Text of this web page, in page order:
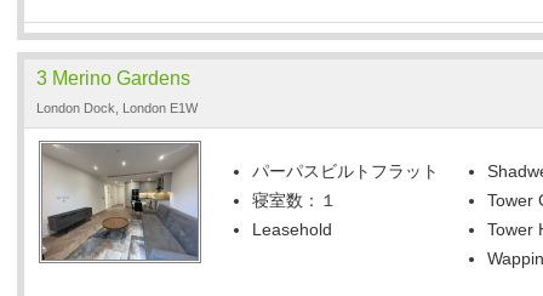
3 Merino Gardens
London Dock, London E1W
パーパスビルトフラット
寝室数：１
Leasehold
Tower
Tower